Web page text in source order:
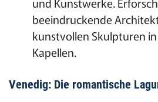
beeindruckende
kunstvollen Skulpturen
Kapellen.
Venedig: Die romantische